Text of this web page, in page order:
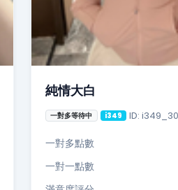
純情大白
一對多等待中 i349 ID:
一對多點數
一對一點數